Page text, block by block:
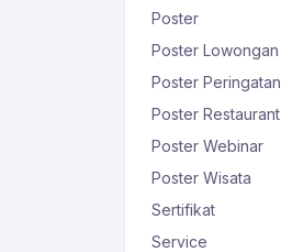
Poster
Poster Lowongan
Poster Peringatan
Poster Restaurant
Poster Webinar
Poster Wisata
Sertifikat
Service